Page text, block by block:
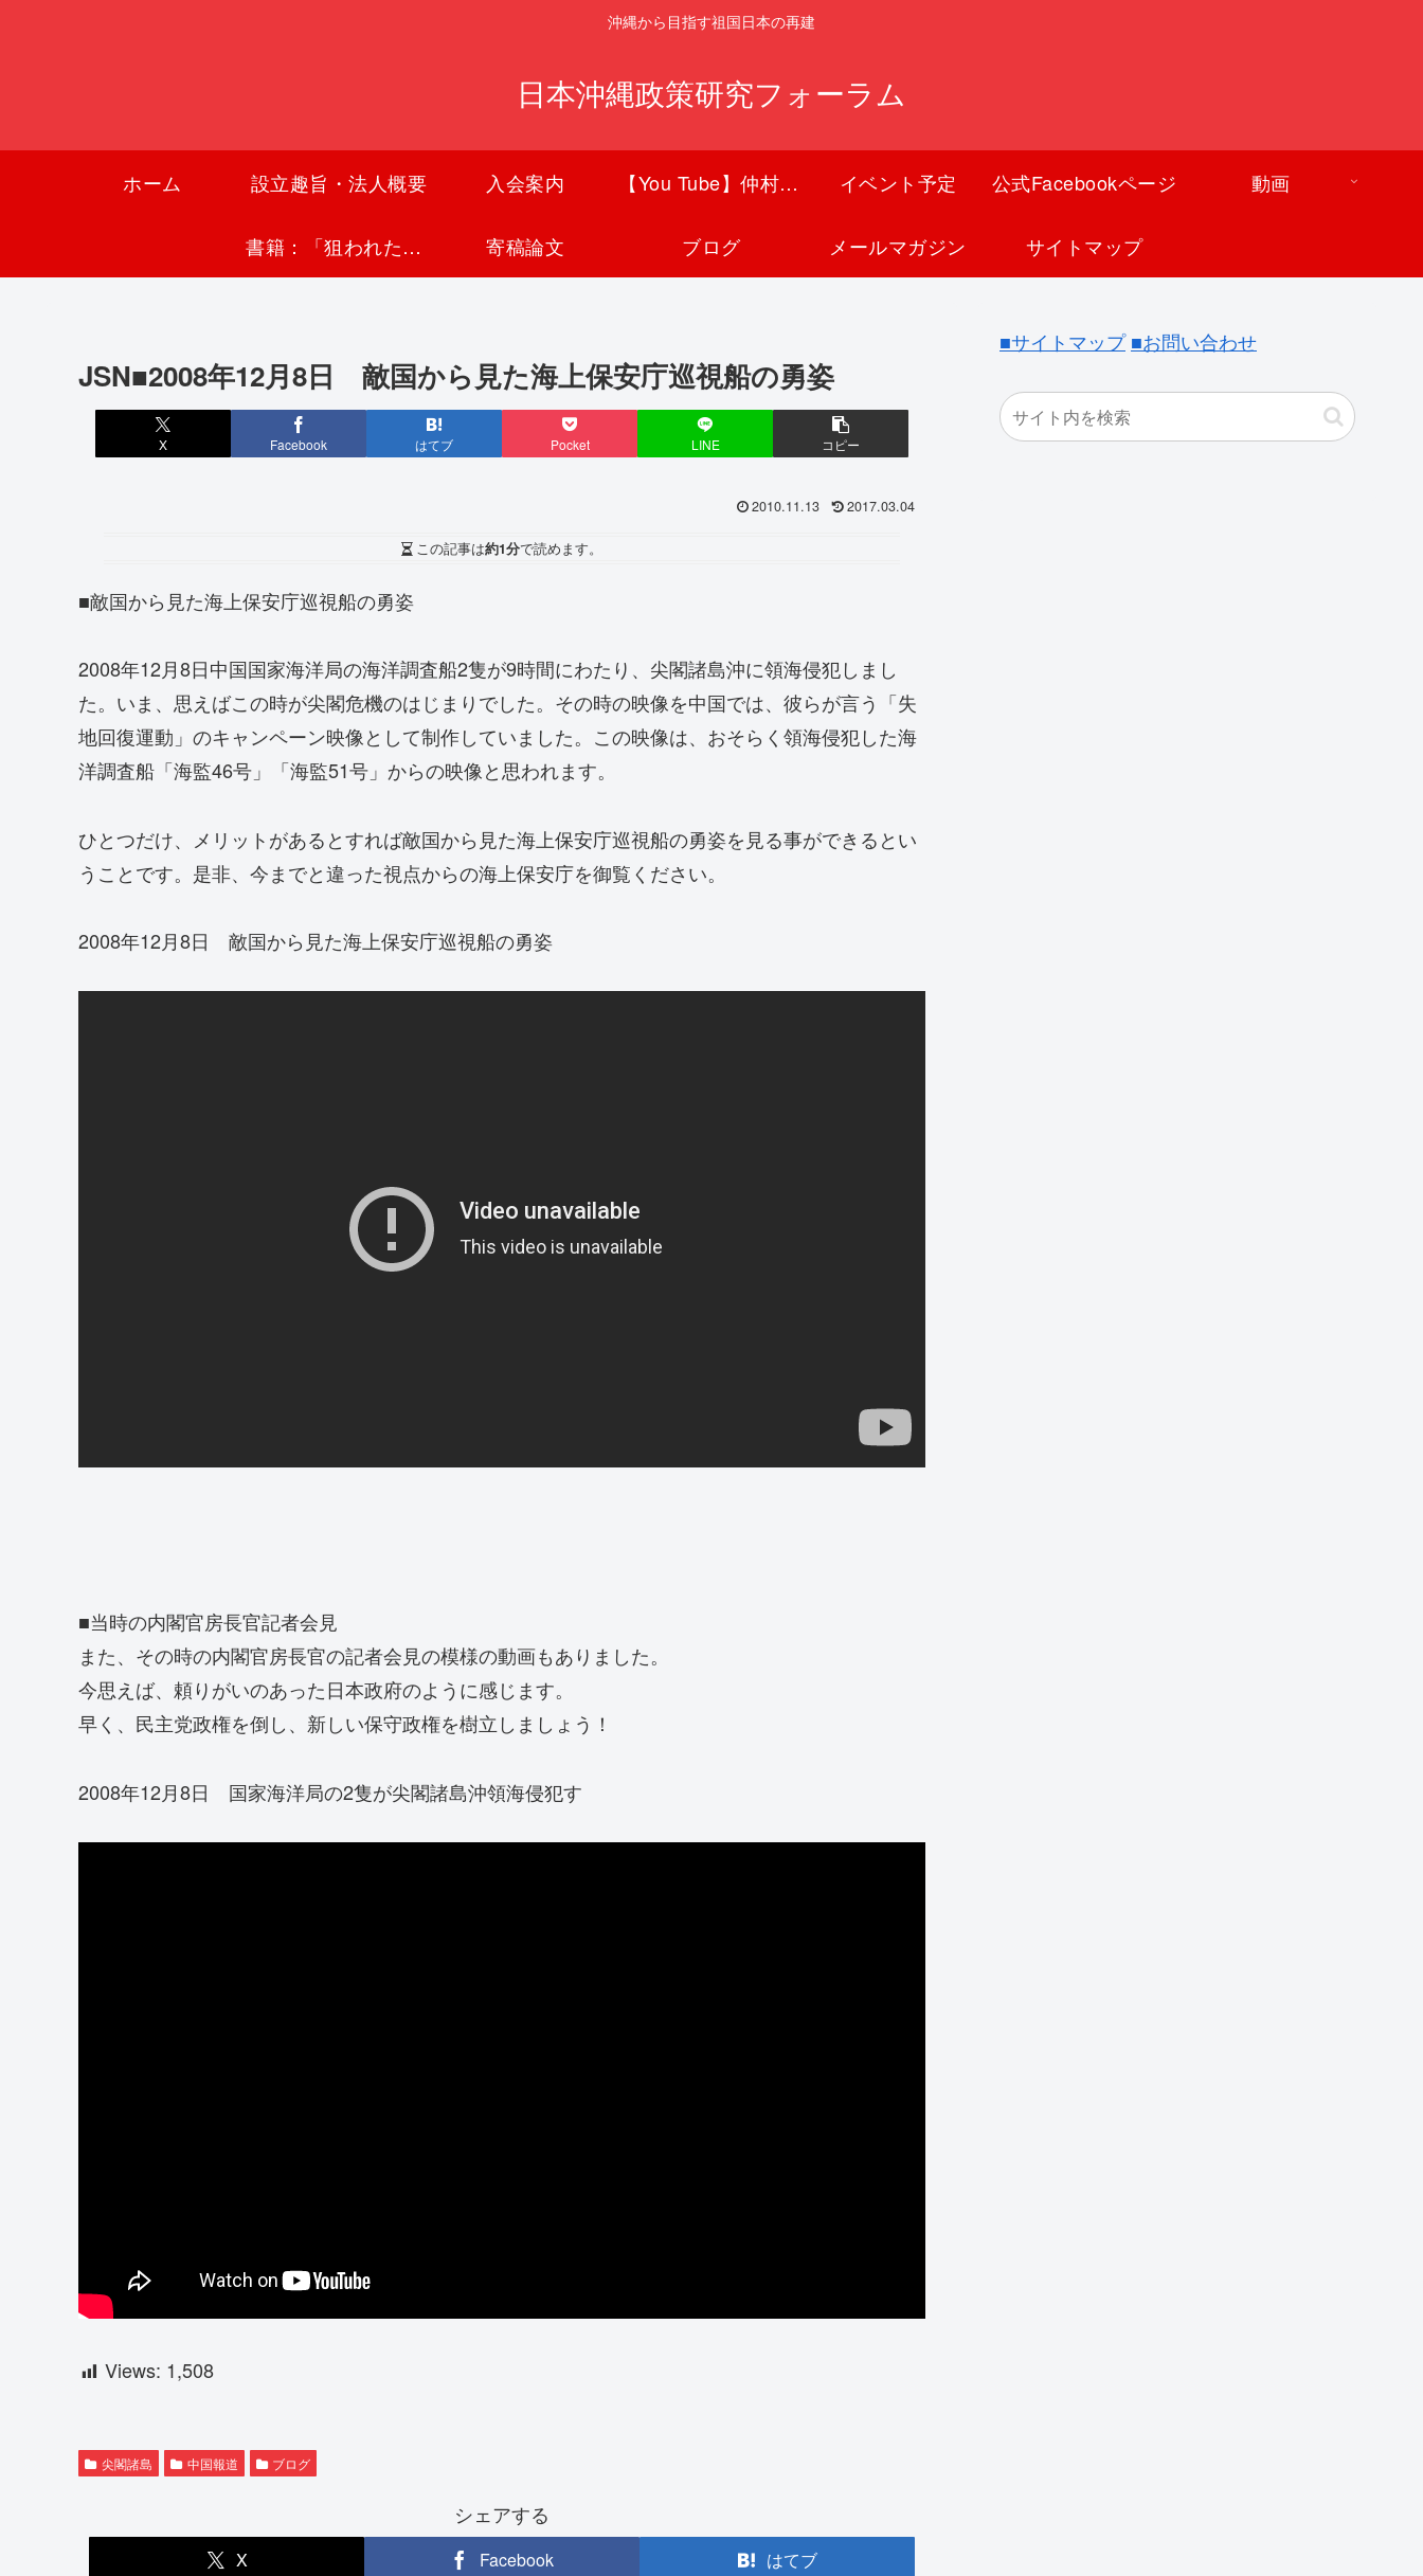
沖縄から目指す祖国日本の再建
日本沖縄政策研究フォーラム
ホーム 設立趣旨・法人概要 入会案内 【You Tube】仲村覚チャンネル イベント予定 公式Facebookページ 動画
書籍：「狙われた沖縄〜真実の沖縄史が日本を救う〜」 寄稿論文 ブログ メールマガジン サイトマップ
JSN■2008年12月8日 敵国から見た海上保安庁巡視船の勇姿
X Facebook はてブ Pocket LINE コピー
2010.11.13 2017.03.04
この記事は約1分で読めます。
■敵国から見た海上保安庁巡視船の勇姿
2008年12月8日中国国家海洋局の海洋調査船2隻が9時間にわたり、尖閣諸島沖に領海侵犯しまし
た。いま、思えばこの時が尖閣危機のはじまりでした。その時の映像を中国では、彼らが言う「失
地回復運動」のキャンペーン映像として制作していました。この映像は、おそらく領海侵犯した海
洋調査船「海監46号」「海監51号」からの映像と思われます。
ひとつだけ、メリットがあるとすれば敵国から見た海上保安庁巡視船の勇姿を見る事ができるとい
うことです。是非、今までと違った視点からの海上保安庁を御覧ください。
2008年12月8日 敵国から見た海上保安庁巡視船の勇姿
■当時の内閣官房長官記者会見
また、その時の内閣官房長官の記者会見の模様の動画もありました。
今思えば、頼りがいのあった日本政府のように感じます。
早く、民主党政権を倒し、新しい保守政権を樹立しましょう！
2008年12月8日 国家海洋局の2隻が尖閣諸島沖領海侵犯す
Views: 1,508
尖閣諸島 中国報道 ブログ
シェアする
X Facebook
はてブ
■サイトマップ ■お問い合わせ